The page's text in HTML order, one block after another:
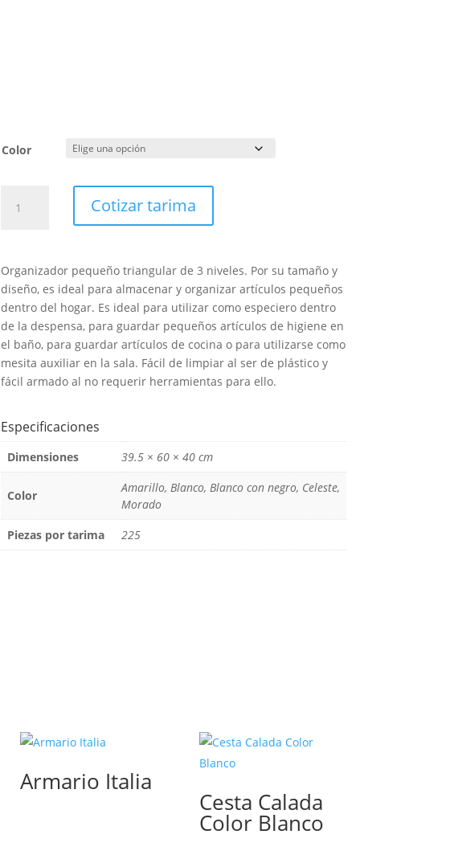
Color
Triangular
Cotizar tarima
Organizador pequeño triangular de 3 niveles. Por su tamaño y
diseño, es ideal para almacenar y organizar artículos pequeños
dentro del hogar. Es ideal para utilizar como especiero dentro
de la despensa, para guardar pequeños artículos de higiene en
el baño, para guardar artículos de cocina o para utilizarse como
mesita auxiliar en la sala. Fácil de limpiar al ser de plástico y
fácil armado al no requerir herramientas para ello.
Especificaciones
Dimensiones 39.5 × 60 × 40 cm
Color
Amarillo, Blanco, Blanco con negro, Celeste,
Morado
Piezas por tarima
225
Armario Italia
Cesta Calada
Color Blanco